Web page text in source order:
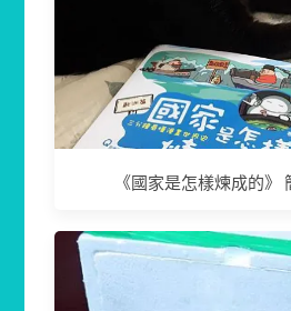
《國家是怎樣煉成的》